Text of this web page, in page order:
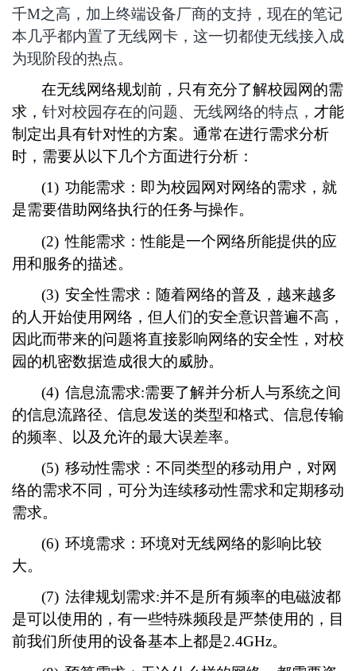
千M之高，加上终端设备厂商的支持，现在的笔记
本几乎都内置了无线网卡，这一切都使无线接入成
为现阶段的热点。
在无线网络规划前，只有充分了解校园网的需
求， 针对校园存在的问题、无线网络的特点， 才能
制定出具有针对性的方案。通常在进行需求分析
时，需要从以下几个方面进行分析：
(1) 功能需求：即为校园网对网络的需求，就
是需要借助网络执行的任务与操作。
(2) 性能需求：性能是一个网络所能提供的应
用和服务的描述。
(3) 安全性需求：随着网络的普及，越来越多
的人开始使用网络，但人们的安全意识普遍不高，
因此而带来的问题将直接影响网络的安全性，对校
园的机密数据造成很大的威胁。
(4) 信息流需求:需要了解并分析人与系统之间
的信息流路径、信息发送的类型和格式、信息传输
的频率、以及允许的最大误差率。
(5) 移动性需求：不同类型的移动用户，对网
络的需求不同，可分为连续移动性需求和定期移动
需求。
(6) 环境需求：环境对无线网络的影响比较
大。
(7) 法律规划需求:并不是所有频率的电磁波都
是可以使用的，有一些特殊频段是严禁使用的，目
前我们所使用的设备基本上都是2.4GHz。